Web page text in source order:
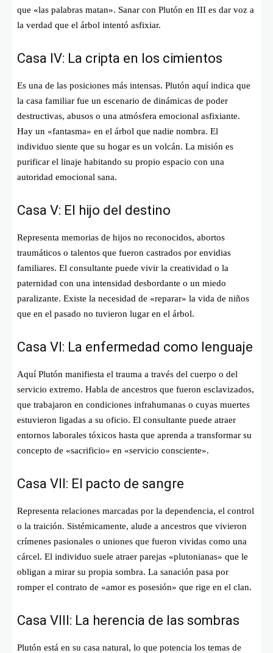
que «las palabras matan». Sanar con Plutón en III es dar voz a
la verdad que el árbol intentó asfixiar.
Casa IV: La cripta en los cimientos
Es una de las posiciones más intensas. Plutón aquí indica que
la casa familiar fue un escenario de dinámicas de poder
destructivas, abusos o una atmósfera emocional asfixiante.
Hay un «fantasma» en el árbol que nadie nombra. El
individuo siente que su hogar es un volcán. La misión es
purificar el linaje habitando su propio espacio con una
autoridad emocional sana.
Casa V: El hijo del destino
Representa memorias de hijos no reconocidos, abortos
traumáticos o talentos que fueron castrados por envidias
familiares. El consultante puede vivir la creatividad o la
paternidad con una intensidad desbordante o un miedo
paralizante. Existe la necesidad de «reparar» la vida de niños
que en el pasado no tuvieron lugar en el árbol.
Casa VI: La enfermedad como lenguaje
Aquí Plutón manifiesta el trauma a través del cuerpo o del
servicio extremo. Habla de ancestros que fueron esclavizados,
que trabajaron en condiciones infrahumanas o cuyas muertes
estuvieron ligadas a su oficio. El consultante puede atraer
entornos laborales tóxicos hasta que aprenda a transformar su
concepto de «sacrificio» en «servicio consciente».
Casa VII: El pacto de sangre
Representa relaciones marcadas por la dependencia, el control
o la traición. Sistémicamente, alude a ancestros que vivieron
crímenes pasionales o uniones que fueron vividas como una
cárcel. El individuo suele atraer parejas «plutonianas» que le
obligan a mirar su propia sombra. La sanación pasa por
romper el contrato de «amor es posesión» que rige en el clan.
Casa VIII: La herencia de las sombras
Plutón está en su casa natural, lo que potencia los temas de